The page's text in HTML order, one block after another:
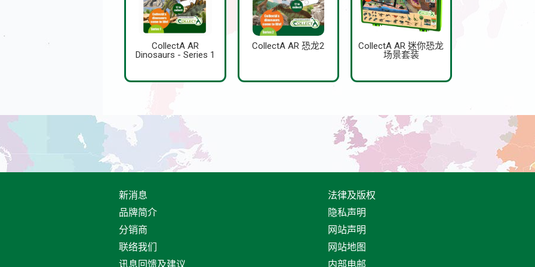
CollectA AR
Dinosaurs - Series 1
CollectA AR 恐龙2
CollectA AR 迷你恐龙
场景套装
新消息
品牌简介
分销商
联络我们
讯息回馈及建议
法律及版权
隐私声明
网站声明
网站地图
内部电邮